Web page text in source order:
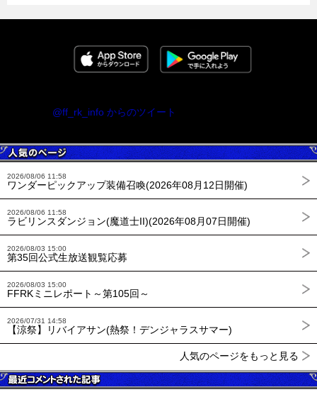
@ff_rk_info からのツイート
2026/08/06 11:58
ワンダーピックアップ装備召喚(2026年08月12日開催)
2026/08/06 11:58
ラビリンスダンジョン(魔道士II)(2026年08月07日開催)
2026/08/03 15:00
第35回公式生放送観覧応募
2026/08/03 15:00
FFRKミニレポート～第105回～
2026/07/31 14:58
【涼祭】リバイアサン(熱祭！デンジャラスサマー)
人気のページをもっと見る